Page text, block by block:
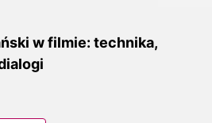
w filmie: technika,